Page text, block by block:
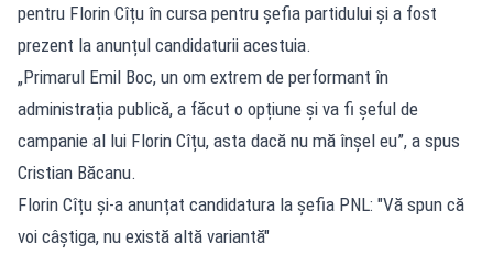
pentru Florin Cîțu în cursa pentru șefia partidului și a fost
prezent la anunțul candidaturii acestuia.
„Primarul Emil Boc, un om extrem de performant în
administrația publică, a făcut o opțiune și va fi șeful de
campanie al lui Florin Cîțu, asta dacă nu mă înșel eu”, a spus
Cristian Băcanu.
Florin Cîțu și-a anunțat candidatura la șefia PNL: "Vă spun că
voi câștiga, nu există altă variantă"